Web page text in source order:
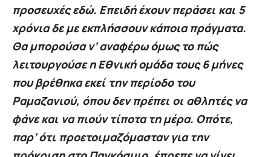
προσευχές εδώ. Επειδή έχουν περάσει και 5
χρόνια δε με εκπλήσσουν κάποια πράγματα.
Θα μπορούσα ν’ αναφέρω όμως το πώς
λειτουργούσε η Εθνική ομάδα τους 6 μήνες
που βρέθηκα εκεί την περίοδο του
Ραμαζανιού, όπου δεν πρέπει οι αθλητές να
φάνε και να πιούν τίποτα τη μέρα. Οπότε,
παρ’ ότι προετοιμαζόμασταν για την